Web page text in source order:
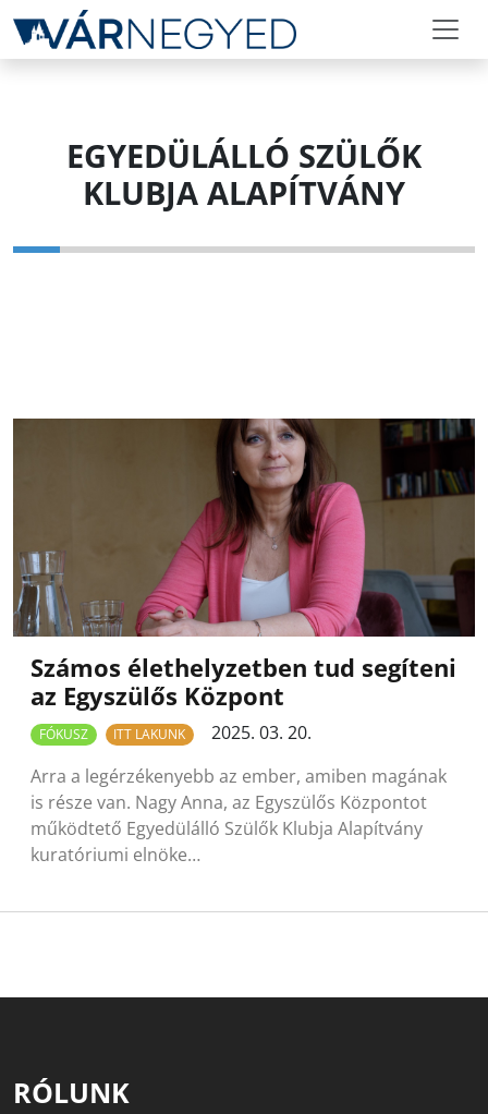
EGYEDÜLÁLLÓ SZÜLŐK
KLUBJA ALAPÍTVÁNY
Számos élethelyzetben tud segíteni
az Egyszülős Központ
FÓKUSZ ITT LAKUNK
2025. 03. 20.
Arra a legérzékenyebb az ember, amiben magának
is része van. Nagy Anna, az Egyszülős Központot
működtető Egyedülálló Szülők Klubja Alapítvány
kuratóriumi elnöke…
RÓLUNK